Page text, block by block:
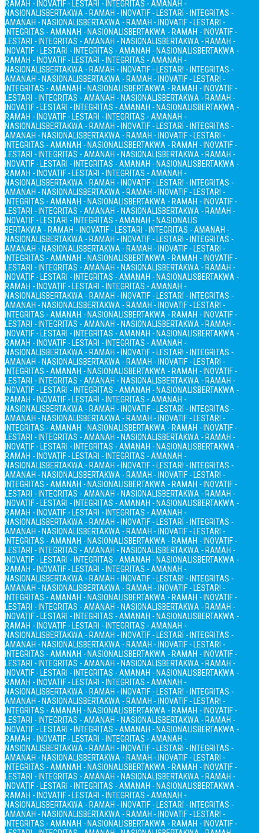
RAMAH - INOVATIF - LESTARI - INTEGRITAS - AMANAH -
NASIONALISBERTAKWA - RAMAH - INOVATIF - LESTARI - INTEGRITAS -
AMANAH - NASIONALISBERTAKWA - RAMAH - INOVATIF - LESTARI -
INTEGRITAS - AMANAH - NASIONALISBERTAKWA - RAMAH - INOVATIF -
LESTARI - INTEGRITAS - AMANAH - NASIONALISBERTAKWA - RAMAH -
INOVATIF - LESTARI - INTEGRITAS - AMANAH - NASIONALISBERTAKWA -
RAMAH - INOVATIF - LESTARI - INTEGRITAS - AMANAH -
NASIONALISBERTAKWA - RAMAH - INOVATIF - LESTARI - INTEGRITAS -
AMANAH - NASIONALISBERTAKWA - RAMAH - INOVATIF - LESTARI -
INTEGRITAS - AMANAH - NASIONALISBERTAKWA - RAMAH - INOVATIF -
LESTARI - INTEGRITAS - AMANAH - NASIONALISBERTAKWA - RAMAH -
INOVATIF - LESTARI - INTEGRITAS - AMANAH - NASIONALISBERTAKWA -
RAMAH - INOVATIF - LESTARI - INTEGRITAS - AMANAH -
NASIONALISBERTAKWA - RAMAH - INOVATIF - LESTARI - INTEGRITAS -
AMANAH - NASIONALISBERTAKWA - RAMAH - INOVATIF - LESTARI -
INTEGRITAS - AMANAH - NASIONALISBERTAKWA - RAMAH - INOVATIF -
LESTARI - INTEGRITAS - AMANAH - NASIONALISBERTAKWA - RAMAH -
INOVATIF - LESTARI - INTEGRITAS - AMANAH - NASIONALISBERTAKWA -
RAMAH - INOVATIF - LESTARI - INTEGRITAS - AMANAH -
NASIONALISBERTAKWA - RAMAH - INOVATIF - LESTARI - INTEGRITAS -
AMANAH - NASIONALISBERTAKWA - RAMAH - INOVATIF - LESTARI -
INTEGRITAS - AMANAH - NASIONALISBERTAKWA - RAMAH - INOVATIF -
LESTARI - INTEGRITAS - AMANAH - NASIONALISBERTAKWA - RAMAH -
INOVATIF - LESTARI - INTEGRITAS - AMANAH - NASIONALIS
BERTAKWA - RAMAH - INOVATIF - LESTARI - INTEGRITAS - AMANAH -
NASIONALISBERTAKWA - RAMAH - INOVATIF - LESTARI - INTEGRITAS -
AMANAH - NASIONALISBERTAKWA - RAMAH - INOVATIF - LESTARI -
INTEGRITAS - AMANAH - NASIONALISBERTAKWA - RAMAH - INOVATIF -
LESTARI - INTEGRITAS - AMANAH - NASIONALISBERTAKWA - RAMAH -
INOVATIF - LESTARI - INTEGRITAS - AMANAH - NASIONALISBERTAKWA -
RAMAH - INOVATIF - LESTARI - INTEGRITAS - AMANAH -
NASIONALISBERTAKWA - RAMAH - INOVATIF - LESTARI - INTEGRITAS -
AMANAH - NASIONALISBERTAKWA - RAMAH - INOVATIF - LESTARI -
INTEGRITAS - AMANAH - NASIONALISBERTAKWA - RAMAH - INOVATIF -
LESTARI - INTEGRITAS - AMANAH - NASIONALISBERTAKWA - RAMAH -
INOVATIF - LESTARI - INTEGRITAS - AMANAH - NASIONALISBERTAKWA -
RAMAH - INOVATIF - LESTARI - INTEGRITAS - AMANAH -
NASIONALISBERTAKWA - RAMAH - INOVATIF - LESTARI - INTEGRITAS -
AMANAH - NASIONALISBERTAKWA - RAMAH - INOVATIF - LESTARI -
INTEGRITAS - AMANAH - NASIONALISBERTAKWA - RAMAH - INOVATIF -
LESTARI - INTEGRITAS - AMANAH - NASIONALISBERTAKWA - RAMAH -
INOVATIF - LESTARI - INTEGRITAS - AMANAH - NASIONALISBERTAKWA -
RAMAH - INOVATIF - LESTARI - INTEGRITAS - AMANAH -
NASIONALISBERTAKWA - RAMAH - INOVATIF - LESTARI - INTEGRITAS -
AMANAH - NASIONALISBERTAKWA - RAMAH - INOVATIF - LESTARI -
INTEGRITAS - AMANAH - NASIONALISBERTAKWA - RAMAH - INOVATIF -
LESTARI - INTEGRITAS - AMANAH - NASIONALISBERTAKWA - RAMAH -
INOVATIF - LESTARI - INTEGRITAS - AMANAH - NASIONALISBERTAKWA -
RAMAH - INOVATIF - LESTARI - INTEGRITAS - AMANAH -
NASIONALISBERTAKWA - RAMAH - INOVATIF - LESTARI - INTEGRITAS -
AMANAH - NASIONALISBERTAKWA - RAMAH - INOVATIF - LESTARI -
INTEGRITAS - AMANAH - NASIONALISBERTAKWA - RAMAH - INOVATIF -
LESTARI - INTEGRITAS - AMANAH - NASIONALISBERTAKWA - RAMAH -
INOVATIF - LESTARI - INTEGRITAS - AMANAH - NASIONALISBERTAKWA -
RAMAH - INOVATIF - LESTARI - INTEGRITAS - AMANAH -
NASIONALISBERTAKWA - RAMAH - INOVATIF - LESTARI - INTEGRITAS -
AMANAH - NASIONALISBERTAKWA - RAMAH - INOVATIF - LESTARI -
INTEGRITAS - AMANAH - NASIONALISBERTAKWA - RAMAH - INOVATIF -
LESTARI - INTEGRITAS - AMANAH - NASIONALISBERTAKWA - RAMAH -
INOVATIF - LESTARI - INTEGRITAS - AMANAH - NASIONALISBERTAKWA -
RAMAH - INOVATIF - LESTARI - INTEGRITAS - AMANAH -
NASIONALISBERTAKWA - RAMAH - INOVATIF - LESTARI - INTEGRITAS -
AMANAH - NASIONALISBERTAKWA - RAMAH - INOVATIF - LESTARI -
INTEGRITAS - AMANAH - NASIONALISBERTAKWA - RAMAH - INOVATIF -
LESTARI - INTEGRITAS - AMANAH - NASIONALISBERTAKWA - RAMAH -
INOVATIF - LESTARI - INTEGRITAS - AMANAH - NASIONALISBERTAKWA -
RAMAH - INOVATIF - LESTARI - INTEGRITAS - AMANAH -
NASIONALISBERTAKWA - RAMAH - INOVATIF - LESTARI - INTEGRITAS -
AMANAH - NASIONALISBERTAKWA - RAMAH - INOVATIF - LESTARI -
INTEGRITAS - AMANAH - NASIONALISBERTAKWA - RAMAH - INOVATIF -
LESTARI - INTEGRITAS - AMANAH - NASIONALISBERTAKWA - RAMAH -
INOVATIF - LESTARI - INTEGRITAS - AMANAH - NASIONALISBERTAKWA -
RAMAH - INOVATIF - LESTARI - INTEGRITAS - AMANAH -
NASIONALISBERTAKWA - RAMAH - INOVATIF - LESTARI - INTEGRITAS -
AMANAH - NASIONALISBERTAKWA - RAMAH - INOVATIF - LESTARI -
INTEGRITAS - AMANAH - NASIONALISBERTAKWA - RAMAH - INOVATIF -
LESTARI - INTEGRITAS - AMANAH - NASIONALISBERTAKWA - RAMAH -
INOVATIF - LESTARI - INTEGRITAS - AMANAH - NASIONALISBERTAKWA -
RAMAH - INOVATIF - LESTARI - INTEGRITAS - AMANAH -
NASIONALISBERTAKWA - RAMAH - INOVATIF - LESTARI - INTEGRITAS -
AMANAH - NASIONALISBERTAKWA - RAMAH - INOVATIF - LESTARI -
INTEGRITAS - AMANAH - NASIONALISBERTAKWA - RAMAH - INOVATIF -
LESTARI - INTEGRITAS - AMANAH - NASIONALISBERTAKWA - RAMAH -
INOVATIF - LESTARI - INTEGRITAS - AMANAH - NASIONALISBERTAKWA -
RAMAH - INOVATIF - LESTARI - INTEGRITAS - AMANAH -
NASIONALISBERTAKWA - RAMAH - INOVATIF - LESTARI - INTEGRITAS -
AMANAH - NASIONALISBERTAKWA - RAMAH - INOVATIF - LESTARI -
INTEGRITAS - AMANAH - NASIONALISBERTAKWA - RAMAH - INOVATIF -